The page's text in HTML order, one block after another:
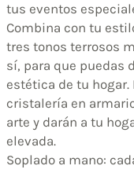
tus eventos
Combina con tu
tres tonos terrosos
sí, para que puedas
estética de tu
cristalería en
arte y darán a tu
elevada.
Soplado a mano: